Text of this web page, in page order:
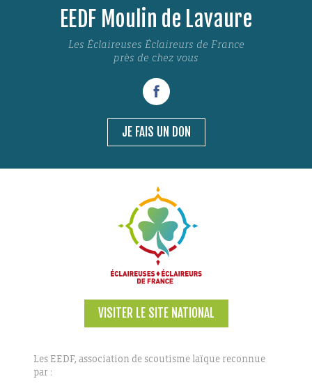
EEDF Moulin de Lavaure
Les Éclaireuses Éclaireurs de France
près de chez vous
JE FAIS UN DON
VISITER LE SITE NATIONAL
Les EEDF, association de scoutisme laïque reconnue
par :